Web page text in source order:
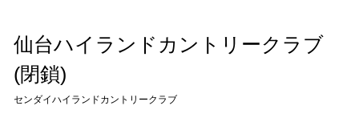
仙台ハイランドカントリークラブ
(閉鎖)
センダイハイランドカントリークラブ